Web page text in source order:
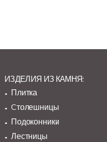
ИЗДЕЛИЯ ИЗ КАМНЯ:
Плитка
Cтолешницы
Подоконники
Лестницы